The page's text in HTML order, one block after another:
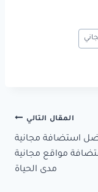
المقال التالي
استضافة مجانية
مواقع مجانية
مدى الحياة